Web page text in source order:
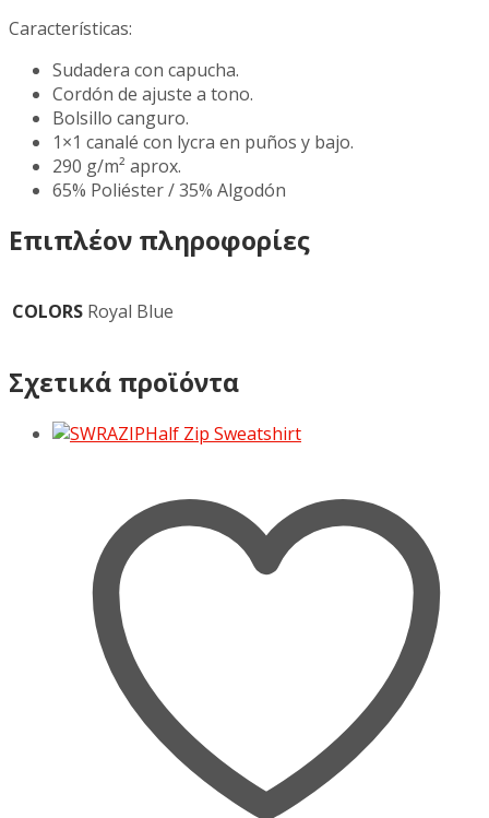
Características:
Sudadera con capucha.
Cordón de ajuste a tono.
Bolsillo canguro.
1×1 canalé con lycra en puños y bajo.
290 g/m² aprox.
65% Poliéster / 35% Algodón
Επιπλέον πληροφορίες
COLORS Royal Blue
Σχετικά προϊόντα